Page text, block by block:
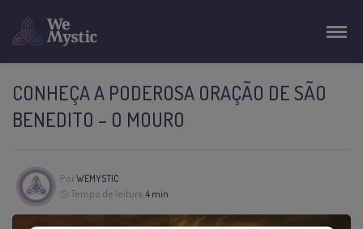
CONHEÇA A PODEROSA ORAÇÃO DE SÃO
BENEDITO – O MOURO
PorWEMYSTIC
Tempo de leitura:4 min